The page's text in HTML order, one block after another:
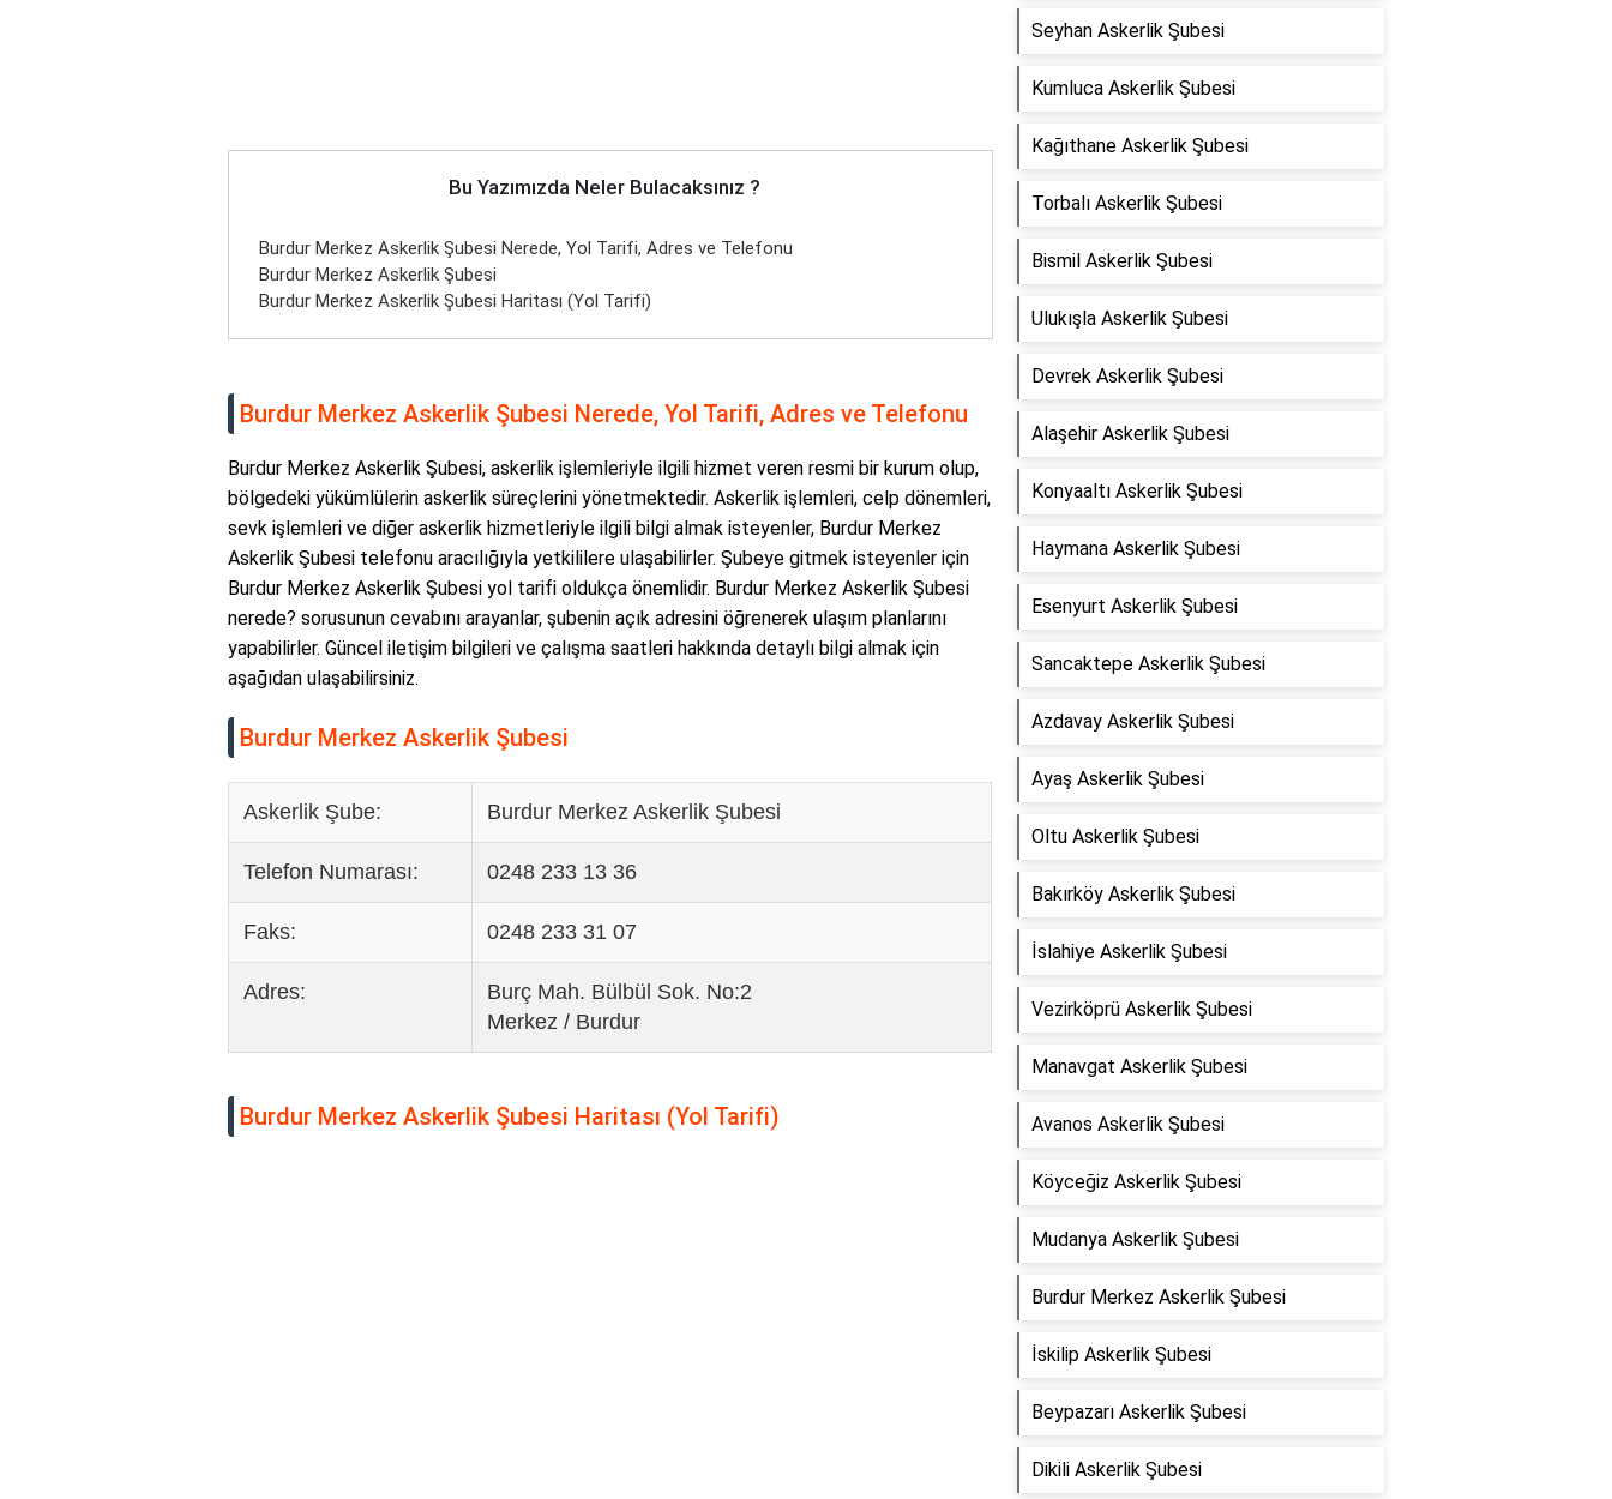
Bu Yazımızda Neler Bulacaksınız ?
Burdur Merkez Askerlik Şubesi Nerede, Yol Tarifi, Adres ve Telefonu
Burdur Merkez Askerlik Şubesi
Burdur Merkez Askerlik Şubesi Haritası (Yol Tarifi)
Burdur Merkez Askerlik Şubesi Nerede, Yol Tarifi, Adres ve Telefonu
Burdur Merkez Askerlik Şubesi, askerlik işlemleriyle ilgili hizmet veren resmi bir kurum olup,
bölgedeki yükümlülerin askerlik süreçlerini yönetmektedir. Askerlik işlemleri, celp dönemleri,
sevk işlemleri ve diğer askerlik hizmetleriyle ilgili bilgi almak isteyenler, Burdur Merkez
Askerlik Şubesi telefonu aracılığıyla yetkililere ulaşabilirler. Şubeye gitmek isteyenler için
Burdur Merkez Askerlik Şubesi yol tarifi oldukça önemlidir. Burdur Merkez Askerlik Şubesi
nerede? sorusunun cevabını arayanlar, şubenin açık adresini öğrenerek ulaşım planlarını
yapabilirler. Güncel iletişim bilgileri ve çalışma saatleri hakkında detaylı bilgi almak için
aşağıdan ulaşabilirsiniz.
Burdur Merkez Askerlik Şubesi
Askerlik Şube: Burdur Merkez Askerlik Şubesi
Telefon Numarası: 0248 233 13 36
Faks: 0248 233 31 07
Adres:
Burç Mah. Bülbül Sok. No:2
Merkez / Burdur
Burdur Merkez Askerlik Şubesi Haritası (Yol Tarifi)
Seyhan Askerlik Şubesi
Kumluca Askerlik Şubesi
Kağıthane Askerlik Şubesi
Torbalı Askerlik Şubesi
Bismil Askerlik Şubesi
Ulukışla Askerlik Şubesi
Devrek Askerlik Şubesi
Alaşehir Askerlik Şubesi
Konyaaltı Askerlik Şubesi
Haymana Askerlik Şubesi
Esenyurt Askerlik Şubesi
Sancaktepe Askerlik Şubesi
Azdavay Askerlik Şubesi
Ayaş Askerlik Şubesi
Oltu Askerlik Şubesi
Bakırköy Askerlik Şubesi
İslahiye Askerlik Şubesi
Vezirköprü Askerlik Şubesi
Manavgat Askerlik Şubesi
Avanos Askerlik Şubesi
Köyceğiz Askerlik Şubesi
Mudanya Askerlik Şubesi
Burdur Merkez Askerlik Şubesi
İskilip Askerlik Şubesi
Beypazarı Askerlik Şubesi
Dikili Askerlik Şubesi